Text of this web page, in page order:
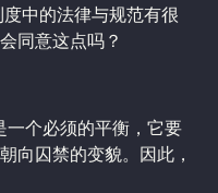
中的法律与规范有很
同意这点吗？
一个必须的平衡，它要
向囚禁的变貌。因此，